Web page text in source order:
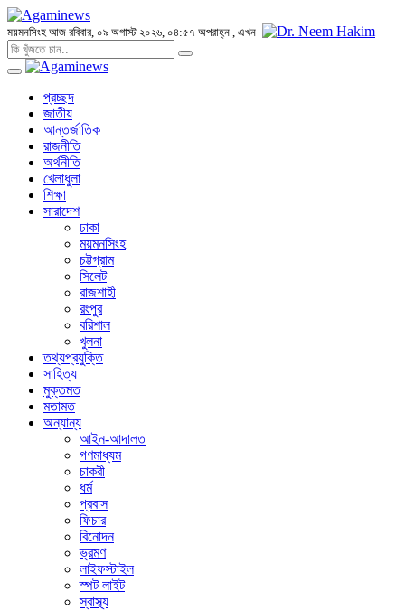
ময়মনসিংহ আজ রবিবার, ০৯ অগাস্ট ২০২৬, ০৪:৫৭ অপরাহ্ন , এখন
প্রচ্ছদ
জাতীয়
আন্তর্জাতিক
রাজনীতি
অর্থনীতি
খেলাধুলা
শিক্ষা
সারাদেশ
ঢাকা
ময়মনসিংহ
চট্টগ্রাম
সিলেট
রাজশাহী
রংপুর
বরিশাল
খুলনা
তথ্যপ্রযুক্তি
সাহিত্য
মুক্তমত
মতামত
অন্যান্য
আইন-আদালত
গণমাধ্যম
চাকরী
ধর্ম
প্রবাস
ফিচার
বিনোদন
ভ্রমণ
লাইফস্টাইল
স্পট লাইট
স্বাস্থ্য